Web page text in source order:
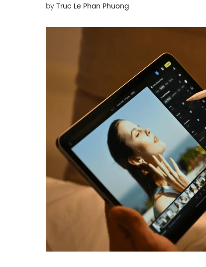
by Truc Le Phan Phuong